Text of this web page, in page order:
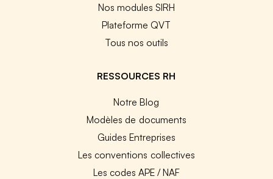
Nos modules SIRH
Plateforme QVT
Tous nos outils
RESSOURCES RH
Notre Blog
Modèles de documents
Guides Entreprises
Les conventions collectives
Les codes APE / NAF